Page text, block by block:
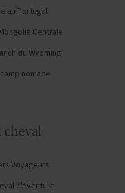
au Portugal
Centrale
du Wyoming
nomade
Voyageurs
d'Aventure